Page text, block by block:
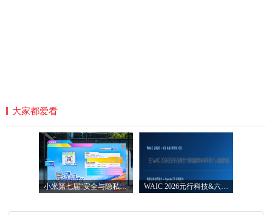
大家都爱看
小米第七届“安全与隐私宣传月”圆满落 WAIC 2026元行科技&六联智能发布AI智能平